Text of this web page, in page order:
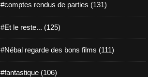
#comptes rendus de parties (131)
#Et le reste... (125)
#Nébal regarde des bons films (111)
#fantastique (106)